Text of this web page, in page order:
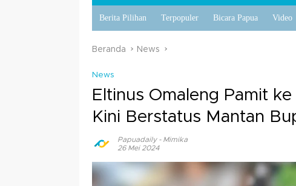
Berita Pilihan Terpopuler Bicara Papua Video
Beranda News
News
Eltinus Omaleng Pamit
Kini Berstatus Mantan
Papuadaily- Mimika
26 Mei 2024